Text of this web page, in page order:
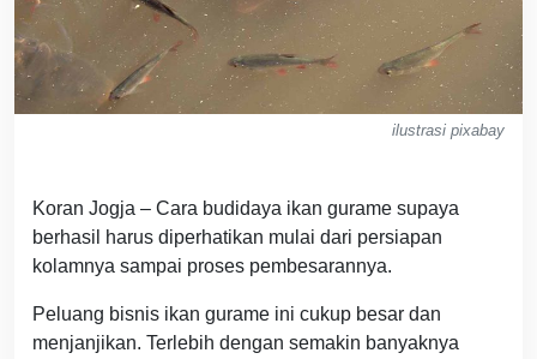
ilustrasi pixabay
Koran Jogja – Cara budidaya ikan gurame supaya
berhasil harus diperhatikan mulai dari persiapan
kolamnya sampai proses pembesarannya.
Peluang bisnis ikan gurame ini cukup besar dan
menjanjikan. Terlebih dengan semakin banyaknya